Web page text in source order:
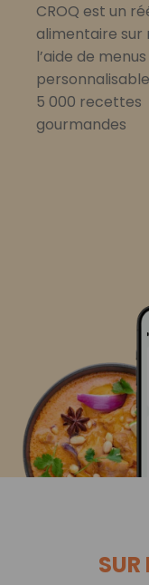
CROQ est un
alimentaire sur
l’aide de menus
5 000 recettes
gourmandes
SUR